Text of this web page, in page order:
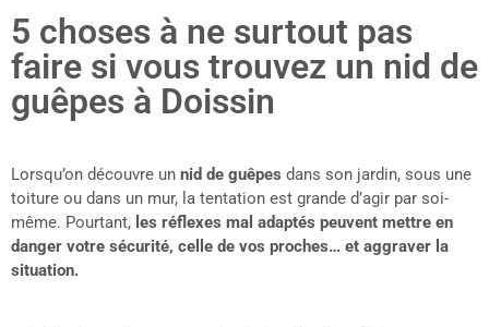
5 choses à ne surtout pas
faire si vous trouvez un nid de
guêpes à Doissin
Lorsqu’on découvre un nid de guêpes dans son jardin, sous une
toiture ou dans un mur, la tentation est grande d’agir par soi-
même. Pourtant, les réflexes mal adaptés peuvent mettre en
danger votre sécurité, celle de vos proches… et aggraver la
situation.